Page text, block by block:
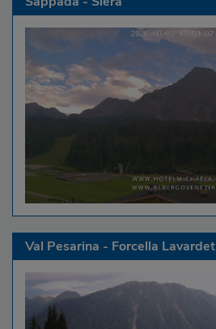
Val Pesarina - Forcella Lavardet